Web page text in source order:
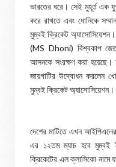
ভারতের ঘরে। সেই মুহূর্ত এক
করে রাখতে এবং ধোনিকে
মুম্বই ক্রিকেট অ্যাসোসিয়েশন।
(MS Dhoni) বিশ্বকাপ
আসনকে সংরক্ষণ করা হয়েছে।
জায়গাটির উদ্বোধন করলেন
মুম্বই ক্রিকেট অ্যাসোসিয়েশন।
দেশের মাটিতে এখন
এর ১২তম ম্যাচ হবে মুম্বই
ক্রিকেটের এল ক্লাসিকো নামে